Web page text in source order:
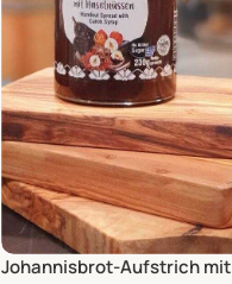
Johannisbrot-Aufstrich mit